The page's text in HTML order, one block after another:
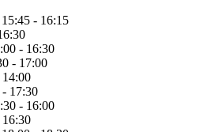
- 16:15
- 16:30
- 17:00
17:30
- 16:00